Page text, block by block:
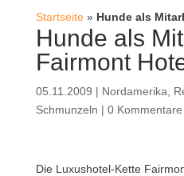
Startseite» Hunde als
Hunde als
Fairmont
05.11.2009 | Nordamerika
Schmunzeln | 0 Kommentare
Die Luxushotel-Kette